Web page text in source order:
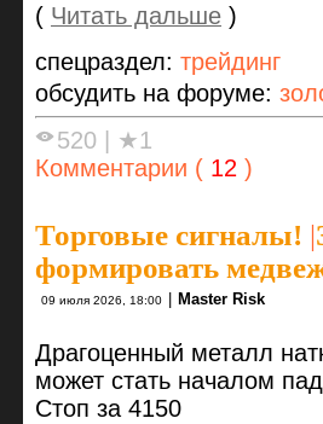
( Читать дальше )
спецраздел: трейдинг
обсудить на форуме:
520
★1
Комментарии ( 12 )
Торговые сигналы! |
формировать
09 июля 2026, 18:00 Master Risk
Драгоценный металл
может стать началом
Стоп за 4150